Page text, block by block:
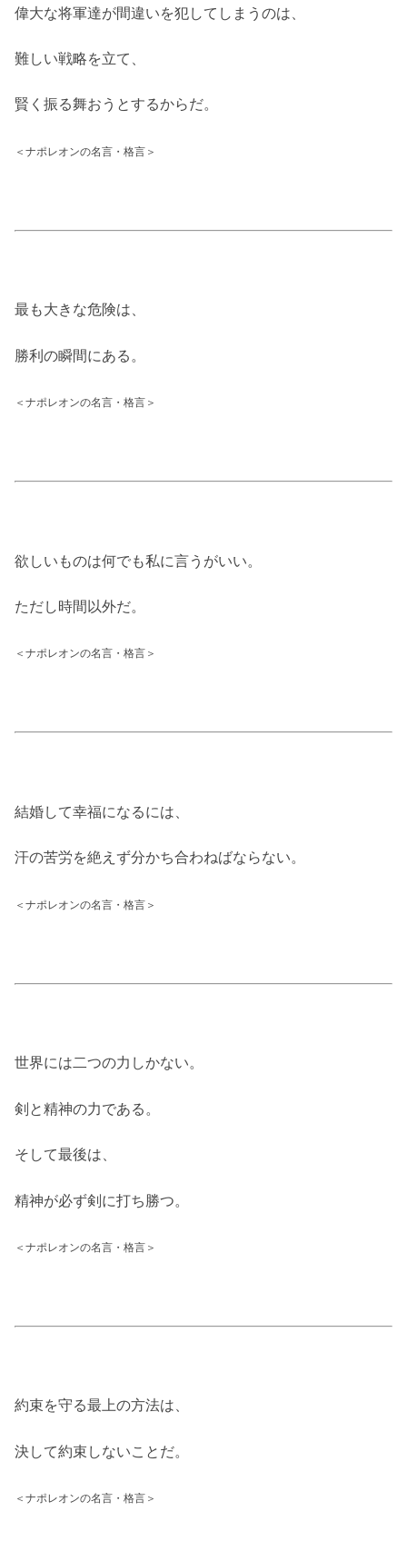
偉大な将軍達が間違いを犯してしまうのは、
難しい戦略を立て、
賢く振る舞おうとするからだ。
＜ナポレオンの名言・格言＞
最も大きな危険は、
勝利の瞬間にある。
＜ナポレオンの名言・格言＞
欲しいものは何でも私に言うがいい。
ただし時間以外だ。
＜ナポレオンの名言・格言＞
結婚して幸福になるには、
汗の苦労を絶えず分かち合わねばならない。
＜ナポレオンの名言・格言＞
世界には二つの力しかない。
剣と精神の力である。
そして最後は、
精神が必ず剣に打ち勝つ。
＜ナポレオンの名言・格言＞
約束を守る最上の方法は、
決して約束しないことだ。
＜ナポレオンの名言・格言＞